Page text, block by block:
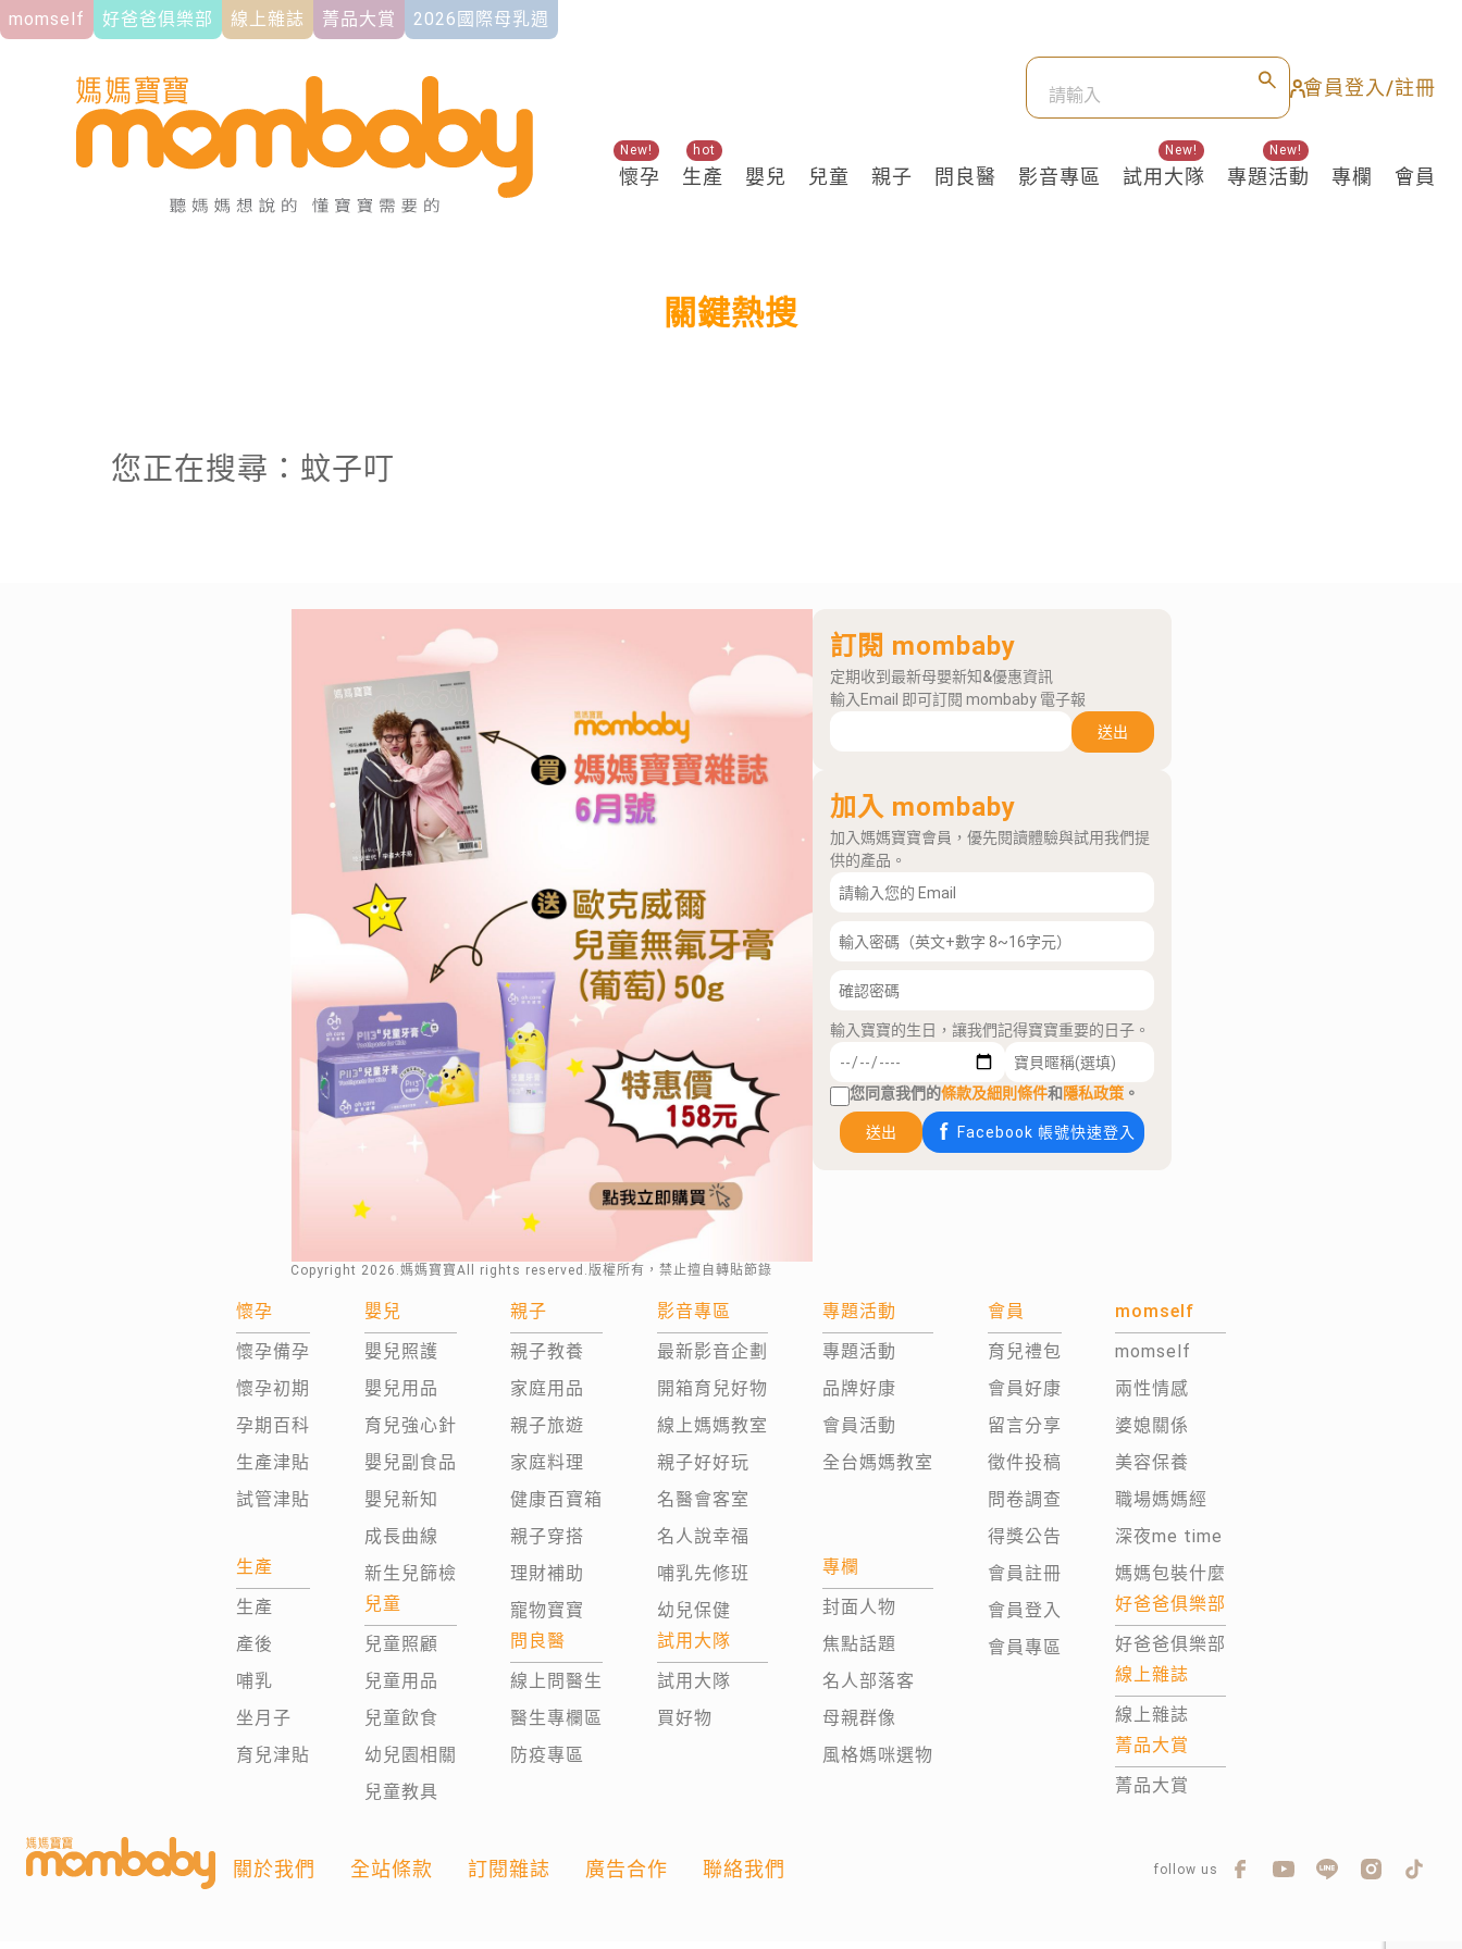
momself 好爸爸俱樂部 線上雜誌 菁品大賞 2026國際母乳週
會員登入/註冊
懷孕
New!
生產
hot
嬰兒 兒童 親子 問良醫 影音專區 試用大隊
New!
專題活動
New!
專欄 會員
關鍵熱搜
您正在搜尋：蚊子叮
Copyright 2026 .媽媽寶寶All rights reserved.版權所有，禁止擅自轉貼節錄
訂閱 mombaby
定期收到最新母嬰新知&優惠資訊
輸入Email 即可訂閱 mombaby 電子報
送出
加入 mombaby
加入媽媽寶寶會員，優先閱讀體驗與試用我們提
供的產品。
輸入寶寶的生日，讓我們記得寶寶重要的日子。
您同意我們的條款及細則條件和隱私政策 。
送出 Facebook 帳號快速登入
懷孕
懷孕備孕
懷孕初期
孕期百科
生產津貼
試管津貼
生產
生產
產後
哺乳
坐月子
育兒津貼
嬰兒
嬰兒照護
嬰兒用品
育兒強心針
嬰兒副食品
嬰兒新知
成長曲線
新生兒篩檢
兒童
兒童照顧
兒童用品
兒童飲食
幼兒園相關
兒童教具
親子
親子教養
家庭用品
親子旅遊
家庭料理
健康百寶箱
親子穿搭
理財補助
寵物寶寶
問良醫
線上問醫生
醫生專欄區
防疫專區
影音專區
最新影音企劃
開箱育兒好物
線上媽媽教室
親子好好玩
名醫會客室
名人說幸福
哺乳先修班
幼兒保健
試用大隊
試用大隊
買好物
專題活動
專題活動
品牌好康
會員活動
全台媽媽教室
專欄
封面人物
焦點話題
名人部落客
母親群像
風格媽咪選物
會員
育兒禮包
會員好康
留言分享
徵件投稿
問卷調查
得獎公告
會員註冊
會員登入
會員專區
momself
momself
兩性情感
婆媳關係
美容保養
職場媽媽經
深夜me time
媽媽包裝什麼
好爸爸俱樂部
好爸爸俱樂部
線上雜誌
線上雜誌
菁品大賞
菁品大賞
關於我們 全站條款 訂閱雜誌 廣告合作 聯絡我們 follow us